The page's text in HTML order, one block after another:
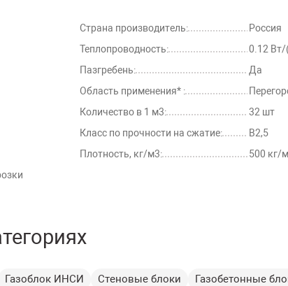
Страна производитель:
Россия
Теплопроводность:
0.12 Вт/
Пазгребень:
Да
Область применения* :
Количество в 1 м3:
32 шт
Класс по прочности на сжатие:
В2,5
Плотность, кг/м3:
500 кг/
Газоблок ИНСИ Стеновые блоки Газобетонные